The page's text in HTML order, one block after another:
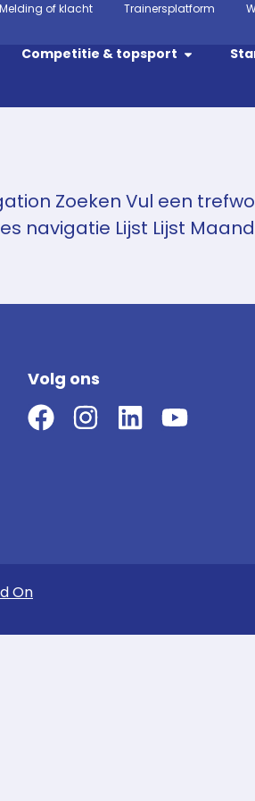
Melding of klacht Trainersplatform
Competitie & topsport
Zoeken Vul een
navigatie Lijst Lijst
Volg ons
On